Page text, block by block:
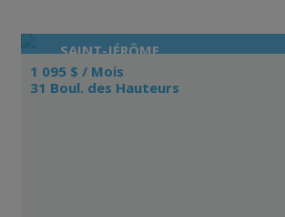
SAINT-JÉRÔME
1 095 $ / Mois
31 Boul. des Hauteurs